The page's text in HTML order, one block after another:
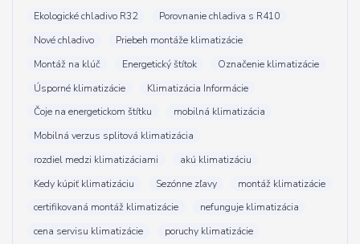
Ekologické chladivo R32
Porovnanie chladiva s R410
Nové chladivo
Priebeh montáže klimatizácie
Montáž na klúč
Energetický štítok
Označenie klimatizácie
Úsporné klimatizácie
Klimatizácia Informácie
Čoje na energetickom štítku
mobilná klimatizácia
Mobilná verzus splitová klimatizácia
rozdiel medzi klimatizáciami
akú klimatizáciu
Kedy kúpiť klimatizáciu
Sezónne zľavy
montáž klimatizácie
certifikovaná montáž klimatizácie
nefunguje klimatizácia
cena servisu klimatizácie
poruchy klimatizácie